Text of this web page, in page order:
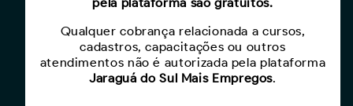
Busca de Oportunidades
Cadastro de Currículo
Capacite-se
Qualquer cobrança relacionada a cursos,
cadastros, capacitações ou outros
atendimentos não é autorizada pela plataforma
Jaraguá do Sul Mais Empregos.